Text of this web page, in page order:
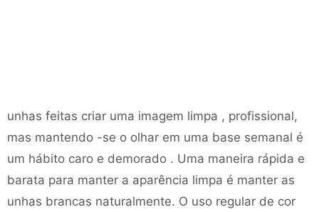
unhas feitas criar uma imagem limpa , profissional,
mas mantendo -se o olhar em uma base semanal é
um hábito caro e demorado . Uma maneira rápida e
barata para manter a aparência limpa é manter as
unhas brancas naturalmente. O uso regular de cor